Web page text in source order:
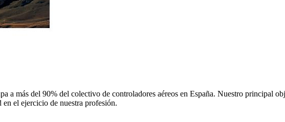
a más del 90% del colectivo de controladores aéreos en España. Nuestro principal
el ejercicio de nuestra profesión.